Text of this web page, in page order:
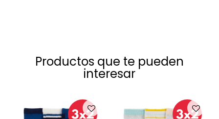
Productos que te pueden
interesar